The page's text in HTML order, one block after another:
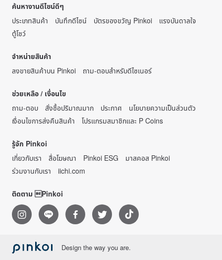
ค้นหางานดีไซน์ดีๆ
ประเภทสินค้า
บันทึกดีไซน์ บัตรของขวัญ Pinkoi
แรงบันดาลใจ
ตู้โชว์
จำหน่ายสินค้า
ลงขายสินค้าบน Pinkoi
ถาม-ตอบสำหรับดีไซเนอร์
ช่วยเหลือ / เงื่อนไข
ถาม-ตอบ
สั่งซื้อปริมาณมาก ประกาศ
นโยบายความเป็นส่วนตัว
เงื่อนไขการส่งคืนสินค้า
โปรแกรมสมาชิกและ P Coins
รู้จัก Pinkoi
เกี่ยวกับเรา
สื่อโฆษณา Pinkoi ESG
มาสคอส Pinkoi
ร่วมงานกับเรา
iichi.com
ติดตาม Pinkoi
Design the way you are.